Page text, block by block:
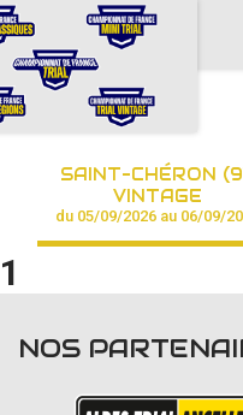
/ VIDÉOS
SAINT-CHÉRON
VINTAGE
du 05/09/2026 au 06/09/
NOS